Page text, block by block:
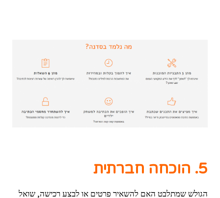
5. הוכחה חברתית
הגולש שמתלבט האם להשאיר פרטים או לבצע רכישה, שואל